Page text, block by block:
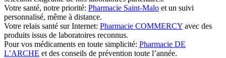
Votre santé, notre priorité: Pharmacie Saint-Malo et un suivi
personnalisé, même à distance.
Votre relais santé sur Internet: Pharmacie COMMERCY avec des
produits issus de laboratoires reconnus.
Pour vos médicaments en toute simplicité: Pharmacie DE
L’ARCHE et des conseils de prévention toute l’année.